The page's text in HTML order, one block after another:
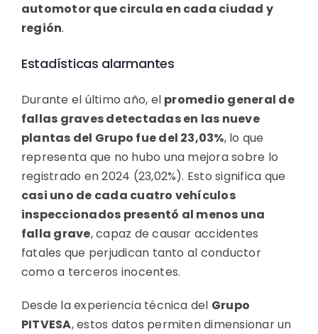
automotor que circula en cada ciudad y
región.
Estadísticas alarmantes
Durante el último año, el promedio general de
fallas graves detectadas en las nueve
plantas del Grupo fue del 23,03%, lo que
representa que no hubo una mejora sobre lo
registrado en 2024 (23,02%). Esto significa que
casi uno de cada cuatro vehículos
inspeccionados presentó al menos una
falla grave, capaz de causar accidentes
fatales que perjudican tanto al conductor
como a terceros inocentes.
Desde la experiencia técnica del Grupo
PITVESA, estos datos permiten dimensionar un